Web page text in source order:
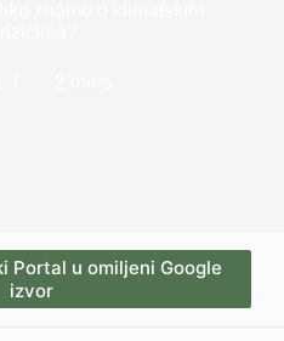
Portal u omiljeni Google
izvor